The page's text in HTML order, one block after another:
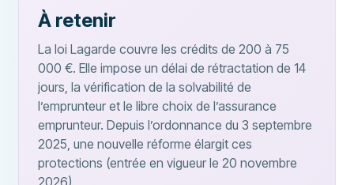
À retenir
La loi Lagarde couvre les crédits de 200 à 75
000 €. Elle impose un délai de rétractation de 14
jours, la vérification de la solvabilité de
l’emprunteur et le libre choix de l’assurance
emprunteur. Depuis l’ordonnance du 3 septembre
2025, une nouvelle réforme élargit ces
protections (entrée en vigueur le 20 novembre
2026).